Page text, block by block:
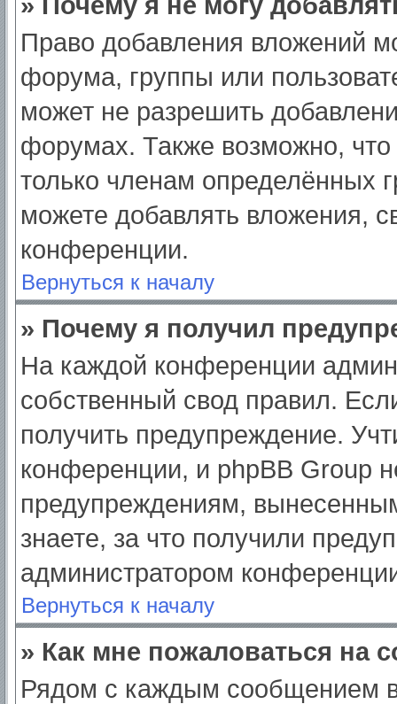
Право добавления вложений
форума, группы или
может не разрешить
форумах. Также возможно,
только членам определённых
можете добавлять вложения,
конференции.
Вернуться к началу
» Почему я получил
На каждой конференции
собственный свод правил.
получить предупреждение.
конференции, и phpBB Group
предупреждениям,
знаете, за что получили
администратором
Вернуться к началу
» Как мне пожаловаться на
Рядом с каждым сообщением